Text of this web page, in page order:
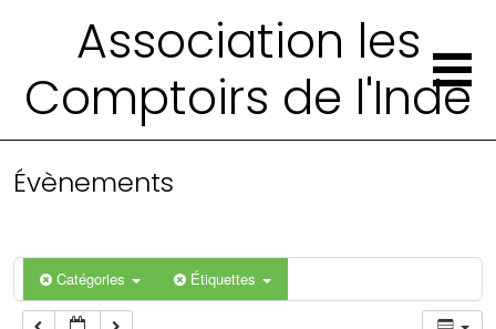
Association les
Comptoirs de l'Inde
Évènements
Catégories Étiquettes
4 h 00 min
6 h 00 min